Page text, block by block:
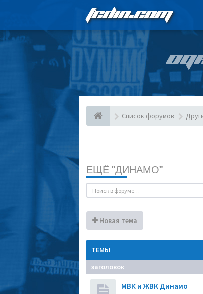
FCDIN.COM
Список форумов
ЕЩЁ "ДИНАМО"
Новая тема
ТЕМЫ
заголовок
МВК и ЖВК Динамо